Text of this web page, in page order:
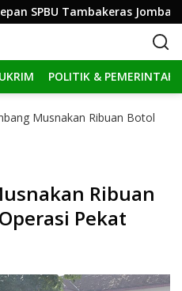
Tambakeras Jombang
POLITIK & PEMERINTAH
Musnakan Ribuan Botol
Ribuan
Pekat